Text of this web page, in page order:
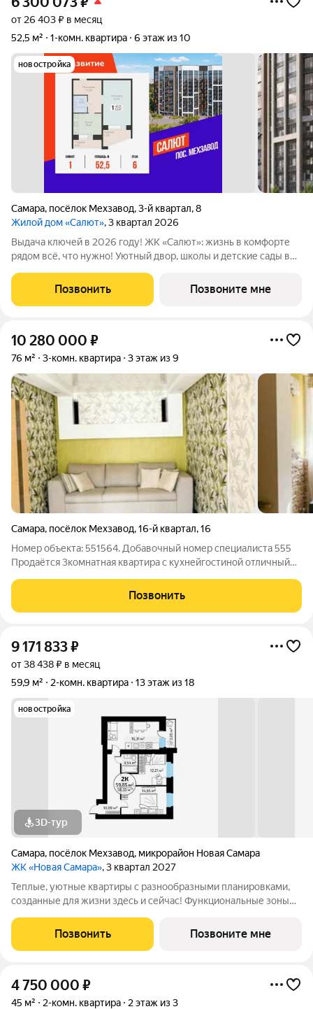
от 26 403 ₽ в месяц
52,5 м²
1-комн. квартира 6 этаж из 10
новостройка
Самара, посёлок Мехзавод,3-й квартал,8
Жилой дом «Салют», 3 квартал 2026
Выдача ключей в 2026 году! ЖК «Салют»: жизнь в комфорте
рядом всё, что нужно! Уютный двор, школы и детские сады в
продаже квартира площадью 52.47 кв. м черновая отделка.
Квартира находится в
Позвонить Позвоните мне
10 280 000 ₽
76 м² 3-комн. квартира 3 этаж из 9
Самара, посёлок Мехзавод,16-й квартал,16
Номер объекта: 551564. Добавочный номер специалиста 555
Продаётся 3комнатная квартира с кухнейгостиной отличный
просторную квартиру, где продумана каждая деталь?
Предлагаю отличную 3комнатную квартиру
Позвонить
9 171 833₽
от 38 438 ₽ в месяц
59,9 м²
2-комн. квартира 13 этаж из 18
новостройка
3D-тур
Самара, посёлок Мехзавод, микрорайон Новая Самара
ЖК «Новая Самара», 3 квартал 2027
Теплые, уютные квартиры с разнообразными планировками,
созданные для жизни здесь и сейчас! Функциональные зоны
кладовые и даже постирочные. На выбор разные виды
отделки: решайте, проявить
Позвонить Позвоните мне
4 750 000 ₽
45 м² 2-комн. квартира 2 этаж из 3